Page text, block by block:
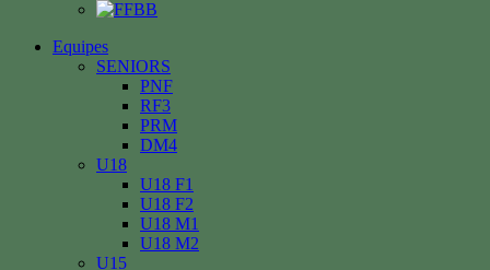
Equipes
SENIORS
PNF
RF3
PRM
DM4
U18
U18 F1
U18 F2
U18 M1
U18 M2
U15